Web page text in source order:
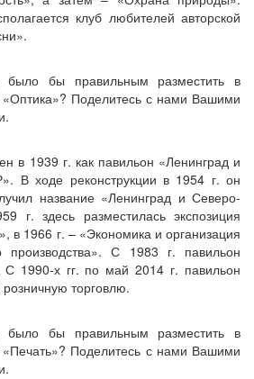
клуб любителей авторской
бы правильным разместить в
Поделитесь с нами Вашими
в 1939 г. как павильон «Ленинград и
В ходе реконструкции в 1954 г. он
название «Ленинград и Северо-
г. здесь разместилась экспозиция
в 1966 г. – «Экономика и организация
производства». С 1983 г. павильон
С 1990-х гг. по май 2014 г. павильон
торговлю.
бы правильным разместить в
Поделитесь с нами Вашими